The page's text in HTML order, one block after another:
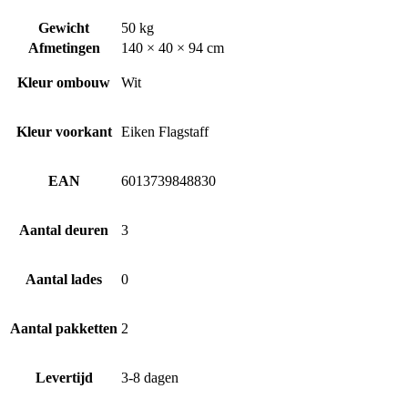
Gewicht
50 kg
Afmetingen
140 × 40 × 94 cm
Kleur ombouw Wit
Kleur voorkant Eiken Flagstaff
EAN 6013739848830
Aantal deuren 3
Aantal lades 0
Aantal pakketten 2
Levertijd 3-8 dagen